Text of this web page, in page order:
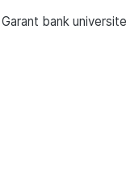
Garant bank